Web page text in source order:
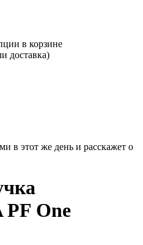
в корзине
доставка)
в этот же день и расскажет о
One